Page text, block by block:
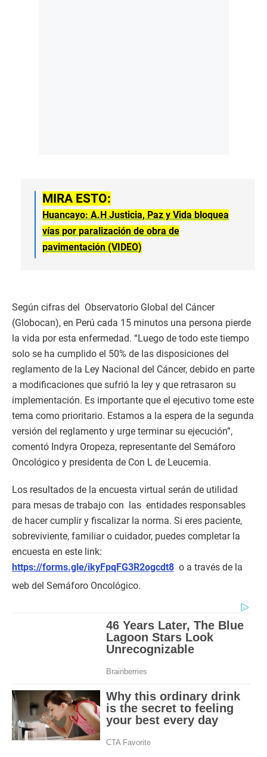
MIRA ESTO:
Huancayo: A.H Justicia, Paz y Vida bloquea
vías por paralización de obra de
pavimentación (VIDEO)
Según cifras del Observatorio Global del Cáncer
(Globocan), en Perú cada 15 minutos una persona pierde
la vida por esta enfermedad. “Luego de todo este tiempo
solo se ha cumplido el 50% de las disposiciones del
reglamento de la Ley Nacional del Cáncer, debido en parte
a modificaciones que sufrió la ley y que retrasaron su
implementación. Es importante que el ejecutivo tome este
tema como prioritario. Estamos a la espera de la segunda
versión del reglamento y urge terminar su ejecución”,
comentó Indyra Oropeza, representante del Semáforo
Oncológico y presidenta de Con L de Leucemia.
Los resultados de la encuesta virtual serán de utilidad
para mesas de trabajo con las entidades responsables
de hacer cumplir y fiscalizar la norma. Si eres paciente,
sobreviviente, familiar o cuidador, puedes completar la
encuesta en este link:
https://forms.gle/ikyFpqFG3R2ogcdt8 o a través de la
web del Semáforo Oncológico.